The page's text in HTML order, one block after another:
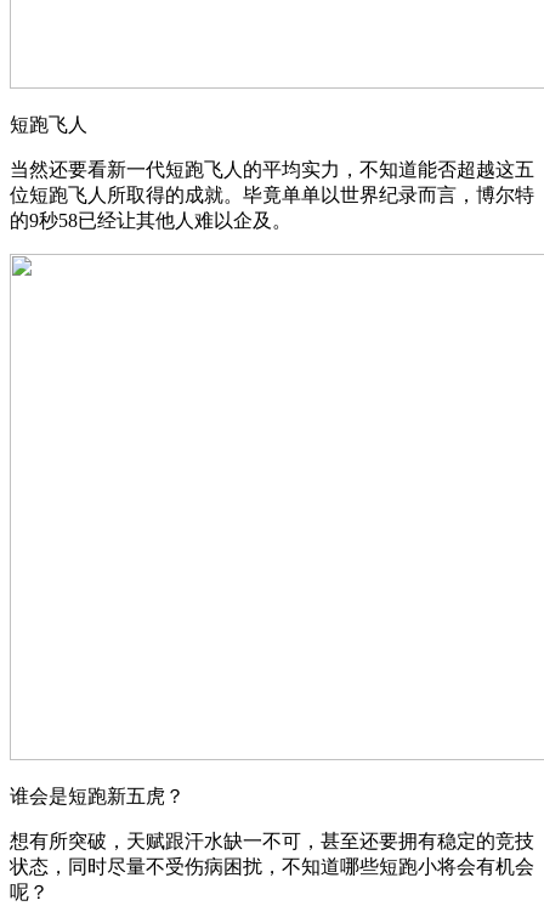
短跑飞人
当然还要看新一代短跑飞人的平均实力，不知道能否超越这五
位短跑飞人所取得的成就。毕竟单单以世界纪录而言，博尔特
的9秒58已经让其他人难以企及。
谁会是短跑新五虎？
想有所突破，天赋跟汗水缺一不可，甚至还要拥有稳定的竞技
状态，同时尽量不受伤病困扰，不知道哪些短跑小将会有机会
呢？